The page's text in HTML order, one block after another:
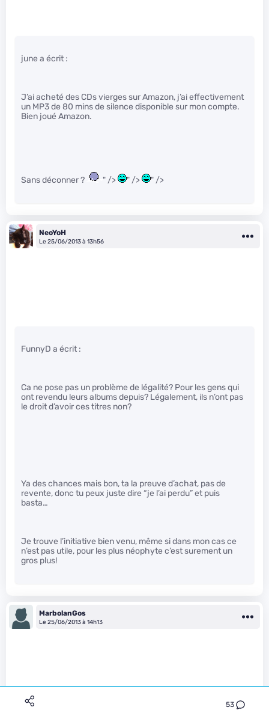
53
june a écrit :
J’ai acheté des CDs vierges sur Amazon, j’ai effectivement
un MP3 de 80 mins de silence disponible sur mon compte.
Bien joué Amazon.
Sans déconner ? " /> " /> " />
NeoYoH
Le 25/06/2013 à 13h56
FunnyD a écrit :
Ca ne pose pas un problème de légalité? Pour les gens qui
ont revendu leurs albums depuis? Légalement, ils n’ont pas
le droit d’avoir ces titres non?
Ya des chances mais bon, ta la preuve d’achat, pas de
revente, donc tu peux juste dire “je l’ai perdu” et puis
basta…
Je trouve l’initiative bien venu, même si dans mon cas ce
n’est pas utile, pour les plus néophyte c’est surement un
gros plus!
MarbolanGos
Le 25/06/2013 à 14h13